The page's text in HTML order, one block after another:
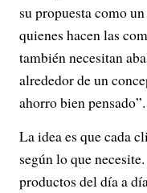
su propuesta como
quienes hacen las
también necesitan
alrededor de un
ahorro bien pensado”.
La idea es que cada
según lo que
productos del día a